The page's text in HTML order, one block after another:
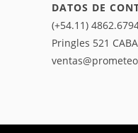
DATOS DE
(+54.11)
Pringles 521 CABA